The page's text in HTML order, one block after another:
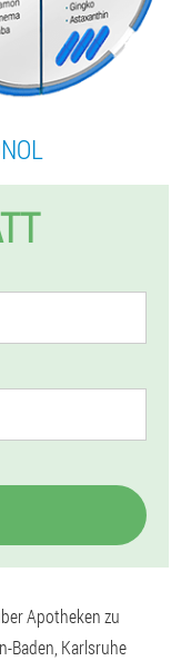
Apotheken zu
Baden, Karlsruhe